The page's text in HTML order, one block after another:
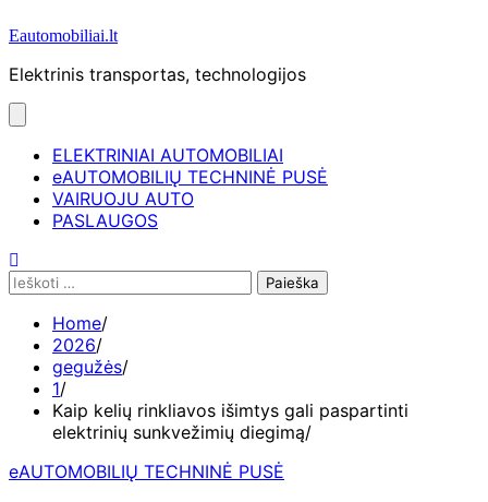
Eautomobiliai.lt
Elektrinis transportas, technologijos
ELEKTRINIAI AUTOMOBILIAI
eAUTOMOBILIŲ TECHNINĖ PUSĖ
VAIRUOJU AUTO
PASLAUGOS
Ieškoti:
Home
2026
gegužės
1
Kaip kelių rinkliavos išimtys gali paspartinti
elektrinių sunkvežimių diegimą
eAUTOMOBILIŲ TECHNINĖ PUSĖ